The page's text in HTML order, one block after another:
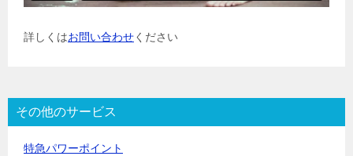
詳しくはお問い合わせください
その他のサービス
特急パワーポイント